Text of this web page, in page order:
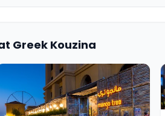
Greek Kouzina